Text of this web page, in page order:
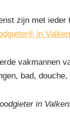
zijn met
in
vakmannen
bad,
in